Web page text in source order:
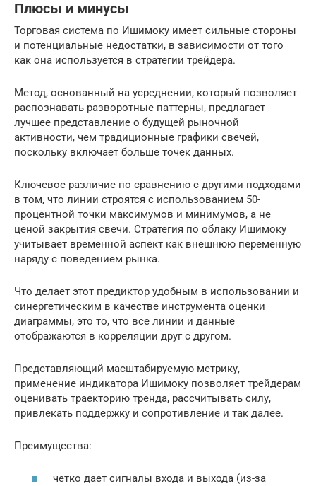
Плюсы и минусы
Торговая система по Ишимоку имеет сильные стороны
и потенциальные недостатки, в зависимости от того
как она используется в стратегии трейдера.
Метод, основанный на усреднении, который позволяет
распознавать разворотные паттерны, предлагает
лучшее представление о будущей рыночной
активности, чем традиционные графики свечей,
поскольку включает больше точек данных.
Ключевое различие по сравнению с другими подходами
в том, что линии строятся с использованием 50-
процентной точки максимумов и минимумов, а не
ценой закрытия свечи. Стратегия по облаку Ишимоку
учитывает временной аспект как внешнюю переменную
наряду с поведением рынка.
Что делает этот предиктор удобным в использовании и
синергетическим в качестве инструмента оценки
диаграммы, это то, что все линии и данные
отображаются в корреляции друг с другом.
Представляющий масштабируемую метрику,
применение индикатора Ишимоку позволяет трейдерам
оценивать траекторию тренда, рассчитывать силу,
привлекать поддержку и сопротивление и так далее.
Преимущества:
четко дает сигналы входа и выхода (из-за